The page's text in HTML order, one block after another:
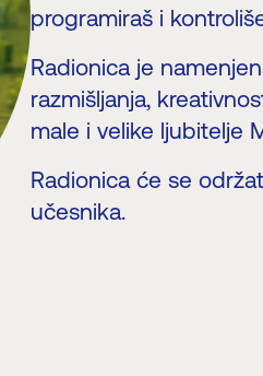
programiraš i
Radionica je
razmišljanja,
male i velike ljubitelje
Radionica će se
učesnika.